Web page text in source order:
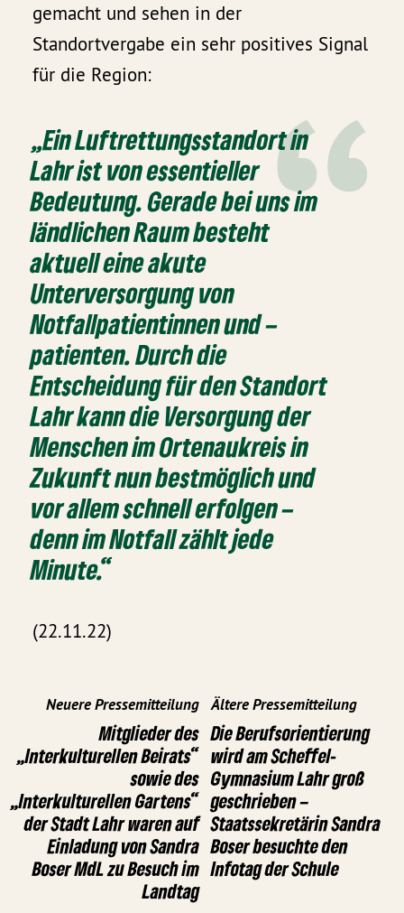
gemacht und sehen in der
Standortvergabe ein sehr positives Signal
für die Region:
„Ein Luftrettungsstandort in
Lahr ist von essentieller
Bedeutung. Gerade bei uns im
ländlichen Raum besteht
aktuell eine akute
Unterversorgung von
Notfallpatientinnen und –
patienten. Durch die
Entscheidung für den Standort
Lahr kann die Versorgung der
Menschen im Ortenaukreis in
Zukunft nun bestmöglich und
vor allem schnell erfolgen –
denn im Notfall zählt jede
Minute.“
(22.11.22)
Neuere Pressemitteilung
Mitglieder des
„Interkulturellen Beirats“
sowie des
„Interkulturellen Gartens“
der Stadt Lahr waren auf
Einladung von Sandra
Boser MdL zu Besuch im
Landtag
Ältere Pressemitteilung
Die Berufsorientierung
wird am Scheffel-
Gymnasium Lahr groß
geschrieben –
Staatssekretärin Sandra
Boser besuchte den
Infotag der Schule